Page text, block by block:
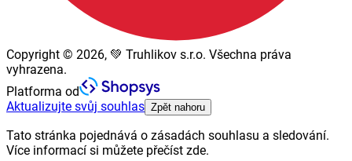
Copyright © 2026, 💚 Truhlikov s.r.o. Všechna práva
vyhrazena.
Platforma od
Aktualizujte svůj souhlas Zpět nahoru
Tato stránka pojednává o zásadách souhlasu a sledování.
Více informací si můžete přečíst zde.